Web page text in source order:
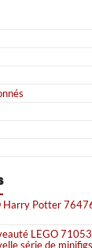
Harry Potter
LEGO
série de